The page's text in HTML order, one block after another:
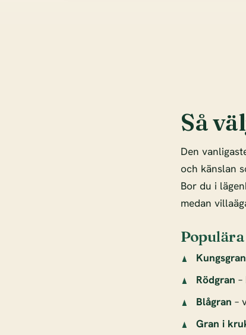
Så
Den
och känslan
Bor du i
medan
Kungsgran
Rödgran
Blågran –
Gran i